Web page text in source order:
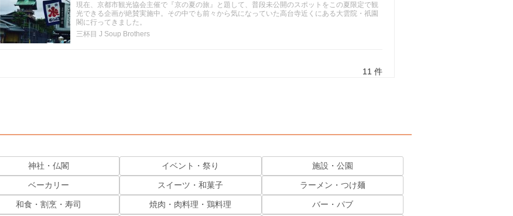
現在、京都市観光協会主催で『京の夏の旅』と題して、普段未公開のスポットをこの夏限定で観
光できる企画が絶賛実施中。その中でも前々から気になっていた高台寺近くにある大雲院・祇園
閣に行ってきました。
三杯目 J Soup Brothers
11 件
神社・仏閣 イベント・祭り 施設・公園
ベーカリー スイーツ・和菓子 ラーメン・つけ麺
和食・割烹・寿司 焼肉・肉料理・鶏料理 バー・パブ